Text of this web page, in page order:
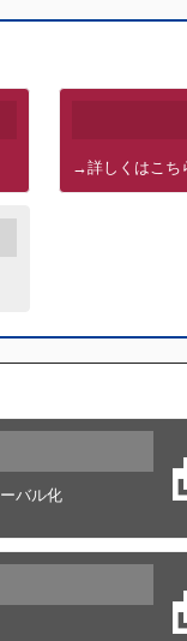
→詳しくはこち
バル化